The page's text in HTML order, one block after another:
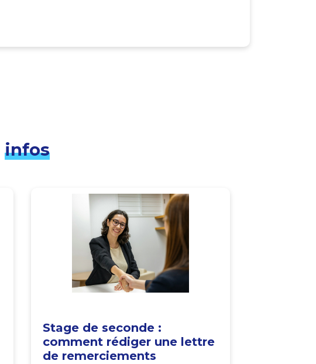
infos
Stage de seconde :
comment rédiger une lettre
de remerciements